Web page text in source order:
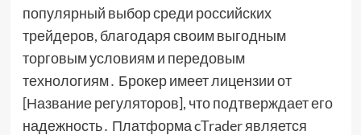
популярный выбор среди российских
трейдеров, благодаря своим выгодным
торговым условиям и передовым
технологиям․ Брокер имеет лицензии от
[Название регуляторов], что подтверждает его
надежность․ Платформа cTrader является